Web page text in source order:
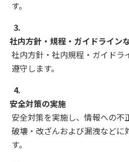
す。
3.
社内方針・規程・ガイドライン
社内方針・社内規程・ガイドラ
遵守します。
4.
安全対策の実施
安全対策を実施し、情報への不
破壊・改ざんおよび漏洩などに
す。